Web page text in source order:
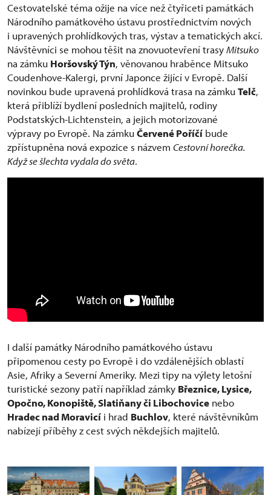
Cestovatelské téma ožije na více než čtyřiceti památkách
Národního památkového ústavu prostřednictvím nových
i upravených prohlídkových tras, výstav a tematických akcí.
Návštěvníci se mohou těšit na znovuotevření trasyMitsuko
na zámku Horšovský Týn, věnovanou hraběnce Mitsuko
Coudenhove-Kalergi, první Japonce žijící v Evropě. Další
novinkou bude upravená prohlídková trasa na zámkuTelč,
která přiblíží bydlení posledních majitelů, rodiny
Podstatských-Lichtenstein, a jejich motorizované
výpravy po Evropě. Na zámkuČervené Poříčí bude
zpřístupněna nová expozice s názvem Cestovní horečka.
Když se šlechta vydala do světa.
I další památky Národního památkového ústavu
připomenou cesty po Evropě i do vzdálenějších oblastí
Asie, Afriky a Severní Ameriky. Mezi tipy na výlety letošní
turistické sezony patří například zámky Březnice, Lysice,
Opočno, Konopiště, Slatiňany či Libochovice nebo
Hradec nad Moravicí i hrad Buchlov, které návštěvníkům
nabízejí příběhy z cest svých někdejších majitelů.